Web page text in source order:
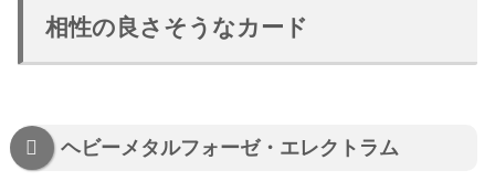
相性の良さそうなカード
ヘビーメタルフォーゼ・エレクトラム